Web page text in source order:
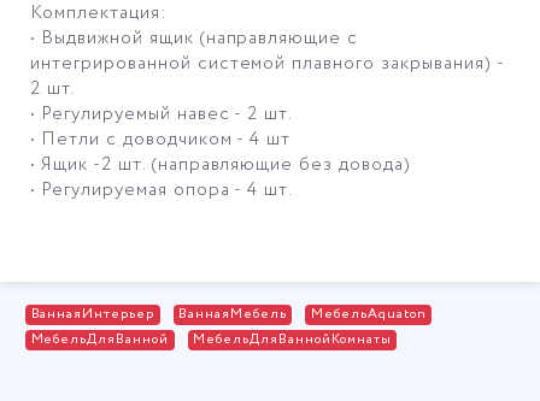
Комплектация:
• Выдвижной ящик (направляющие с
интегрированной системой плавного закрывания) -
2 шт.
• Регулируемый навес - 2 шт.
• Петли с доводчиком - 4 шт
• Ящик -2 шт. (направляющие без довода)
• Регулируемая опора - 4 шт.
ВаннаяИнтерьер ВаннаяМебель
МебельAquaton
МебельДляВанной
МебельДляВаннойКомнаты